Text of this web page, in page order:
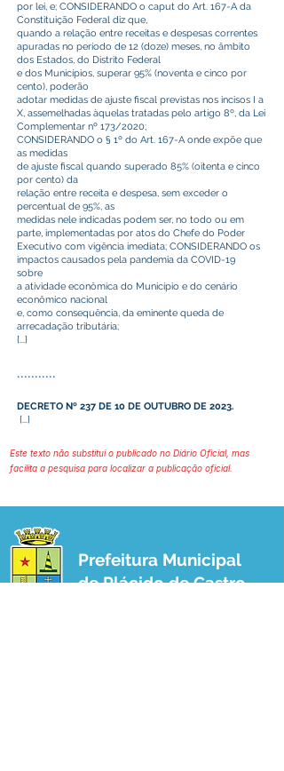
por lei, e; CONSIDERANDO o caput do Art. 167-A da
Constituição Federal diz que,
quando a relação entre receitas e despesas correntes
apuradas no período de 12 (doze) meses, no âmbito
dos Estados, do Distrito Federal
e dos Municípios, superar 95% (noventa e cinco por
cento), poderão
adotar medidas de ajuste fiscal previstas nos incisos I a
X, assemelhadas àquelas tratadas pelo artigo 8º, da Lei
Complementar nº 173/2020;
CONSIDERANDO o § 1º do Art. 167-A onde expõe que
as medidas
de ajuste fiscal quando superado 85% (oitenta e cinco
por cento) da
relação entre receita e despesa, sem exceder o
percentual de 95%, as
medidas nele indicadas podem ser, no todo ou em
parte, implementadas por atos do Chefe do Poder
Executivo com vigência imediata; CONSIDERANDO os
impactos causados pela pandemia da COVID-19
sobre
a atividade econômica do Município e do cenário
econômico nacional
e, como consequência, da eminente queda de
arrecadação tributária;
{...}
***********
DECRETO Nº 237 DE 10 DE OUTUBRO DE 2023.
{...}
Este texto não substitui o publicado no Diário Oficial, mas
facilita a pesquisa para localizar a publicação oficial.
Prefeitura Municipal
de Plácido de Castro